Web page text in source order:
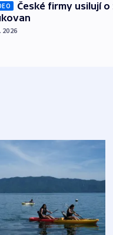
České firmy usilují
2026